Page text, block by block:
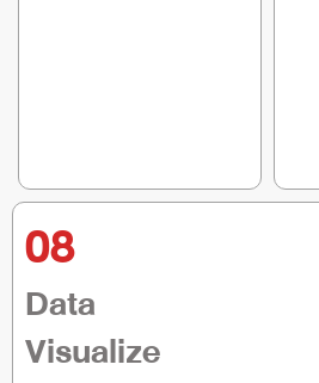
08
Data
Visualize